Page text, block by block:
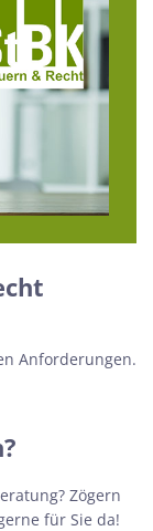
Anforderungen.
Zögern
für Sie da!